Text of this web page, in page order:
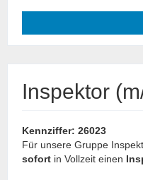
Inspektor
Kennziffer: 26023
Für unsere Gruppe
sofort in Vollzeit einen